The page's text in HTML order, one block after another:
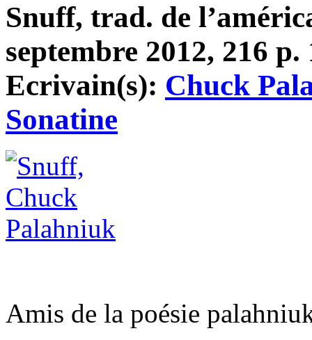
Snuff, trad. de
septembre 2012, 216 p.
Ecrivain(s): Chuck
Sonatine
Amis de la poésie